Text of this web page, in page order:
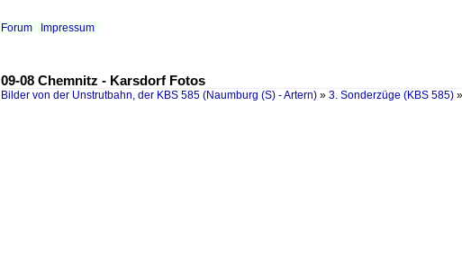
Forum Impressum
09-08 Chemnitz - Karsdorf Fotos
Bilder von der Unstrutbahn, der KBS 585 (Naumburg (S) - Artern) » 3. Sonderzüge (KBS 585) »